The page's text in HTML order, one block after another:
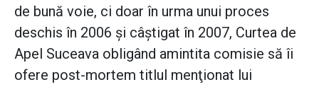
de bună voie, ci doar în urma unui proces
deschis în 2006 şi câştigat în 2007, Curtea de
Apel Suceava obligând amintita comisie să îi
ofere post-mortem titlul menţionat lui